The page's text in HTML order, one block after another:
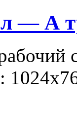
— А